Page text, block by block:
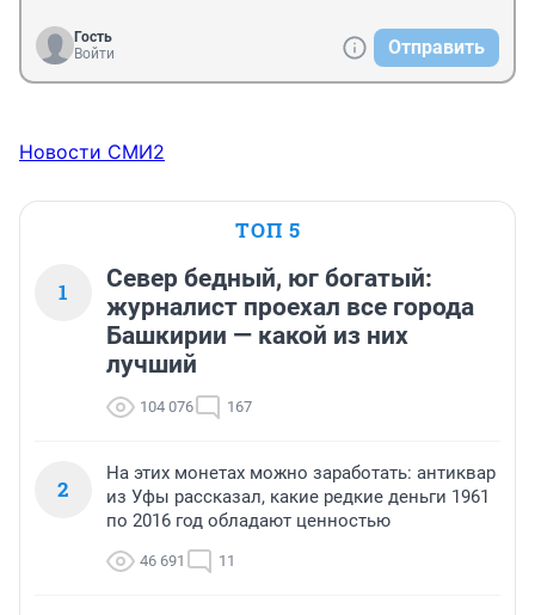
Гость
Войти
Отправить
Новости СМИ2
ТОП 5
1
Север бедный, юг богатый:
журналист проехал все города
Башкирии — какой из них
лучший
104 076 167
2
На этих монетах можно заработать: антиквар
из Уфы рассказал, какие редкие деньги 1961
по 2016 год обладают ценностью
46 691 11